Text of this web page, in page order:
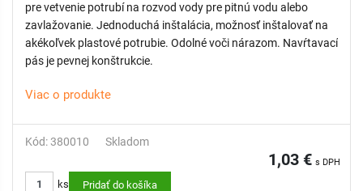
pre vetvenie potrubí na rozvod vody pre pitnú vodu alebo
zavlažovanie. Jednoduchá inštalácia, možnosť inštalovať na
akékoľvek plastové potrubie. Odolné voči nárazom. Navŕtavací
pás je pevnej konštrukcie.
Viac o produkte
Kód: 380010 Skladom
1,03 € s DPH
ks Pridať do košíka